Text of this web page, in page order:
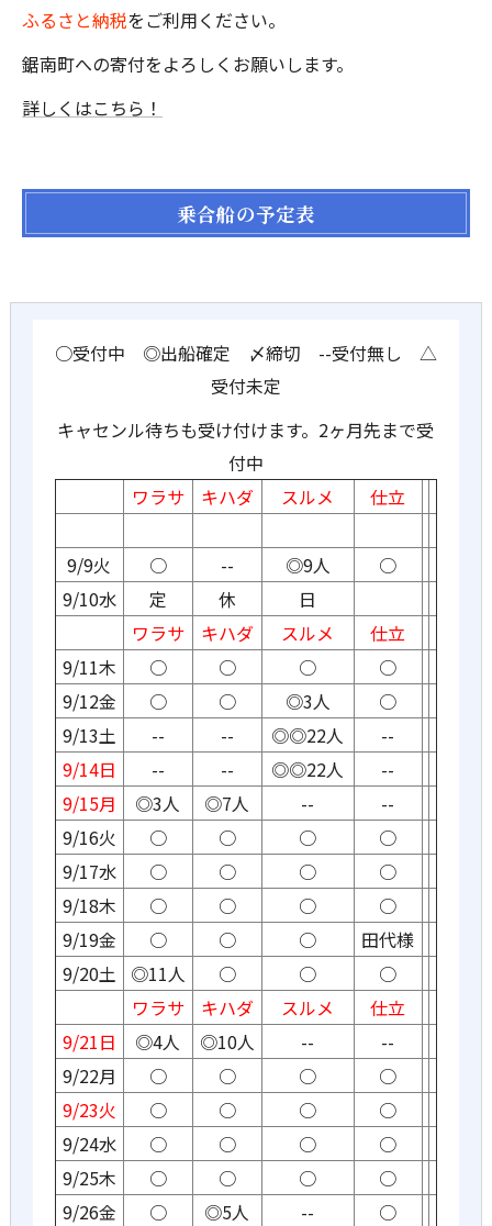
ふるさと納税をご利用ください。
鋸南町への寄付をよろしくお願いします。
詳しくはこちら！
乗合船の予定表
○受付中 ◎出船確定 〆締切 --受付無し △
受付未定
キャセンル待ちも受け付けます。2ヶ月先まで受
付中
ワラサ
キハダ スルメ 仕立
9/9火 ○ -- ◎9人
○
9/10水
定 休
日
ワラサ
キハダ スルメ
仕立
9/11木
○ ○ ○
○
9/12金
○ ○ ◎3人
○
9/13土
-- -- ◎◎22人
--
9/14日
-- -- ◎◎22人
--
9/15月
◎3人 ◎7人 --
--
9/16火
○ ○ ○
○
9/17水
○ ○ ○
○
9/18木
○ ○ ○
○
9/19金
○ ○ ○
田代様
9/20土
◎11人 ○ ○
○
ワラサ
キハダ スルメ
仕立
9/21日
◎4人 ◎10人 --
--
9/22月
○ ○ ○
○
9/23火
○ ○ ○
○
9/24水
○ ○ ○
○
9/25木
○ ○ ○
○
9/26金
○ ◎5人 --
○